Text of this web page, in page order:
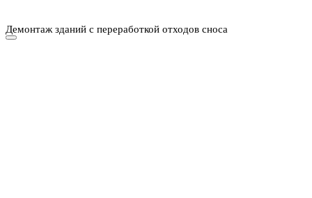
Демонтаж зданий с переработкой отходов сноса